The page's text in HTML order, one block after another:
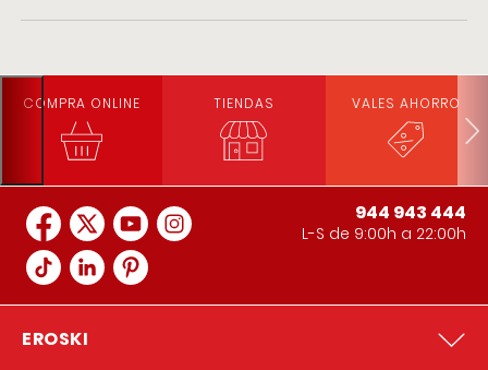
COMPRA ONLINE TIENDAS VALES AHORRO
944 943 444
L-S de 9:00h a 22:00h
EROSKI